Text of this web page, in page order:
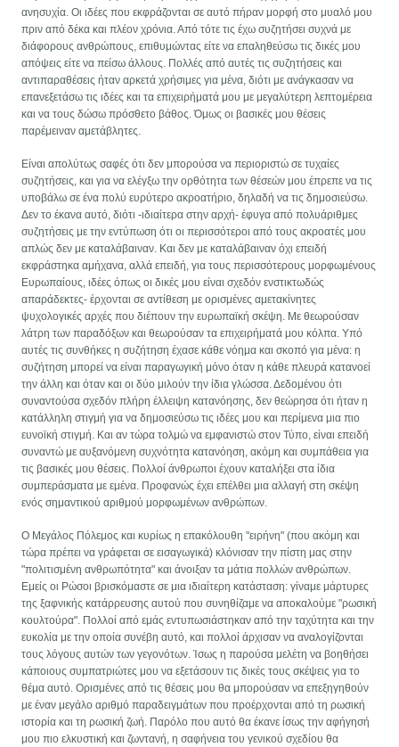
ανησυχία. Οι ιδέες που εκφράζονται σε αυτό πήραν μορφή στο μυαλό μου
πριν από δέκα και πλέον χρόνια. Από τότε τις έχω συζητήσει συχνά με
διάφορους ανθρώπους, επιθυμώντας είτε να επαληθεύσω τις δικές μου
απόψεις είτε να πείσω άλλους. Πολλές από αυτές τις συζητήσεις και
αντιπαραθέσεις ήταν αρκετά χρήσιμες για μένα, διότι με ανάγκασαν να
επανεξετάσω τις ιδέες και τα επιχειρήματά μου με μεγαλύτερη λεπτομέρεια
και να τους δώσω πρόσθετο βάθος. Όμως οι βασικές μου θέσεις
παρέμειναν αμετάβλητες.
Είναι απολύτως σαφές ότι δεν μπορούσα να περιοριστώ σε τυχαίες
συζητήσεις, και για να ελέγξω την ορθότητα των θέσεών μου έπρεπε να τις
υποβάλω σε ένα πολύ ευρύτερο ακροατήριο, δηλαδή να τις δημοσιεύσω.
Δεν το έκανα αυτό, διότι -ιδιαίτερα στην αρχή- έφυγα από πολυάριθμες
συζητήσεις με την εντύπωση ότι οι περισσότεροι από τους ακροατές μου
απλώς δεν με καταλάβαιναν. Και δεν με καταλάβαιναν όχι επειδή
εκφράστηκα αμήχανα, αλλά επειδή, για τους περισσότερους μορφωμένους
Ευρωπαίους, ιδέες όπως οι δικές μου είναι σχεδόν ενστικτωδώς
απαράδεκτες- έρχονται σε αντίθεση με ορισμένες αμετακίνητες
ψυχολογικές αρχές που διέπουν την ευρωπαϊκή σκέψη. Με θεωρούσαν
λάτρη των παραδόξων και θεωρούσαν τα επιχειρήματά μου κόλπα. Υπό
αυτές τις συνθήκες η συζήτηση έχασε κάθε νόημα και σκοπό για μένα: η
συζήτηση μπορεί να είναι παραγωγική μόνο όταν η κάθε πλευρά κατανοεί
την άλλη και όταν και οι δύο μιλούν την ίδια γλώσσα. Δεδομένου ότι
συναντούσα σχεδόν πλήρη έλλειψη κατανόησης, δεν θεώρησα ότι ήταν η
κατάλληλη στιγμή για να δημοσιεύσω τις ιδέες μου και περίμενα μια πιο
ευνοϊκή στιγμή. Και αν τώρα τολμώ να εμφανιστώ στον Τύπο, είναι επειδή
συναντώ με αυξανόμενη συχνότητα κατανόηση, ακόμη και συμπάθεια για
τις βασικές μου θέσεις. Πολλοί άνθρωποι έχουν καταλήξει στα ίδια
συμπεράσματα με εμένα. Προφανώς έχει επέλθει μια αλλαγή στη σκέψη
ενός σημαντικού αριθμού μορφωμένων ανθρώπων.
Ο Μεγάλος Πόλεμος και κυρίως η επακόλουθη "ειρήνη" (που ακόμη και
τώρα πρέπει να γράφεται σε εισαγωγικά) κλόνισαν την πίστη μας στην
"πολιτισμένη ανθρωπότητα" και άνοιξαν τα μάτια πολλών ανθρώπων.
Εμείς οι Ρώσοι βρισκόμαστε σε μια ιδιαίτερη κατάσταση: γίναμε μάρτυρες
της ξαφνικής κατάρρευσης αυτού που συνηθίζαμε να αποκαλούμε "ρωσική
κουλτούρα". Πολλοί από εμάς εντυπωσιάστηκαν από την ταχύτητα και την
ευκολία με την οποία συνέβη αυτό, και πολλοί άρχισαν να αναλογίζονται
τους λόγους αυτών των γεγονότων. Ίσως η παρούσα μελέτη να βοηθήσει
κάποιους συμπατριώτες μου να εξετάσουν τις δικές τους σκέψεις για το
θέμα αυτό. Ορισμένες από τις θέσεις μου θα μπορούσαν να επεξηγηθούν
με έναν μεγάλο αριθμό παραδειγμάτων που προέρχονται από τη ρωσική
ιστορία και τη ρωσική ζωή. Παρόλο που αυτό θα έκανε ίσως την αφήγησή
μου πιο ελκυστική και ζωντανή, η σαφήνεια του γενικού σχεδίου θα